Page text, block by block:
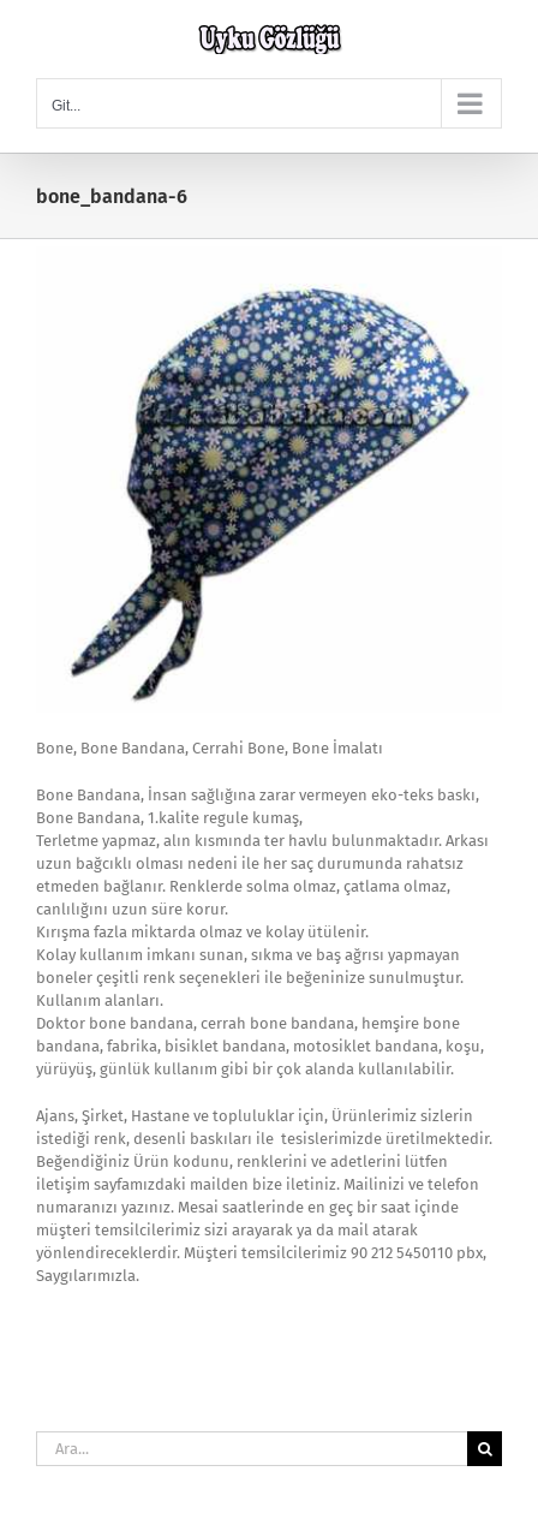
Git...
bone_bandana-6
Bone, Bone Bandana, Cerrahi Bone, Bone İmalatı
Bone Bandana, İnsan sağlığına zarar vermeyen eko-teks baskı,
Bone Bandana, 1.kalite regule kumaş,
Terletme yapmaz, alın kısmında ter havlu bulunmaktadır. Arkası
uzun bağcıklı olması nedeni ile her saç durumunda rahatsız
etmeden bağlanır. Renklerde solma olmaz, çatlama olmaz,
canlılığını uzun süre korur.
Kırışma fazla miktarda olmaz ve kolay ütülenir.
Kolay kullanım imkanı sunan, sıkma ve baş ağrısı yapmayan
boneler çeşitli renk seçenekleri ile beğeninize sunulmuştur.
Kullanım alanları.
Doktor bone bandana, cerrah bone bandana, hemşire bone
bandana, fabrika, bisiklet bandana, motosiklet bandana, koşu,
yürüyüş, günlük kullanım gibi bir çok alanda kullanılabilir.
Ajans, Şirket, Hastane ve topluluklar için, Ürünlerimiz sizlerin
istediği renk, desenli baskıları ile tesislerimizde üretilmektedir.
Beğendiğiniz Ürün kodunu, renklerini ve adetlerini lütfen
iletişim sayfamızdaki mailden bize iletiniz. Mailinizi ve telefon
numaranızı yazınız. Mesai saatlerinde en geç bir saat içinde
müşteri temsilcilerimiz sizi arayarak ya da mail atarak
yönlendireceklerdir. Müşteri temsilcilerimiz 90 212 5450110 pbx,
Saygılarımızla.
Ara: